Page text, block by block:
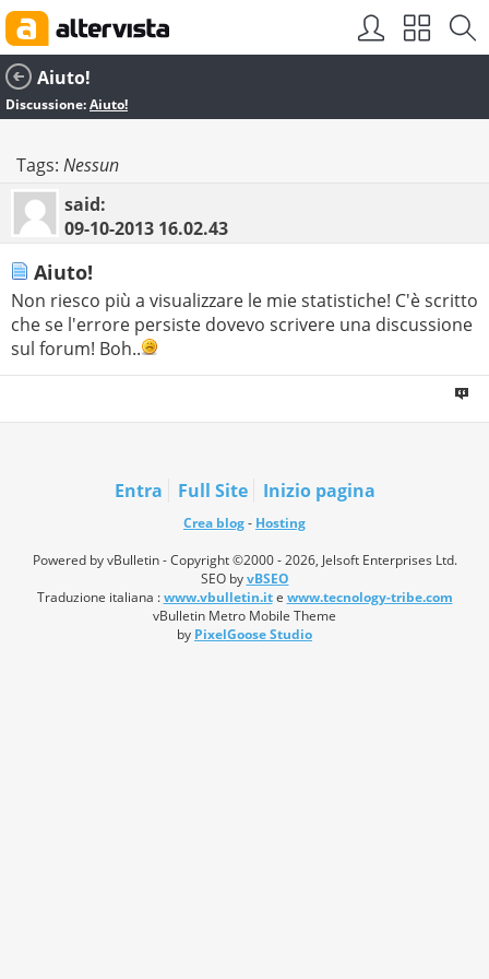
Aiuto!
Discussione:Aiuto!
Tags: Nessun
said:
09-10-2013 16.02.43
Aiuto!
Non riesco più a visualizzare le mie statistiche! C'è scritto
che se l'errore persiste dovevo scrivere una discussione
sul forum! Boh..
Entra Full Site Inizio pagina
Crea blog- Hosting
Powered by vBulletin - Copyright ©2000 - 2026, Jelsoft Enterprises Ltd.
SEO byvBSEO
Traduzione italiana :www.vbulletin.ite www.tecnology-tribe.com
vBulletin Metro Mobile Theme
by PixelGoose Studio